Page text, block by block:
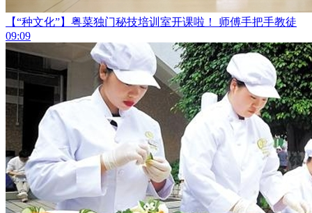
【“种文化”】粤菜独门秘技培训室开课啦！ 师傅手把手教徒
09:09